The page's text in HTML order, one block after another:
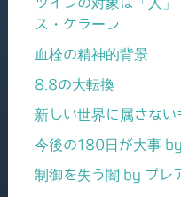
ツインの対象は「人
ス・ケラーン
血栓の精神的背景
8.8の大転換
新しい世界に属さない
今後の180日が大事
制御を失う闇 by プレ